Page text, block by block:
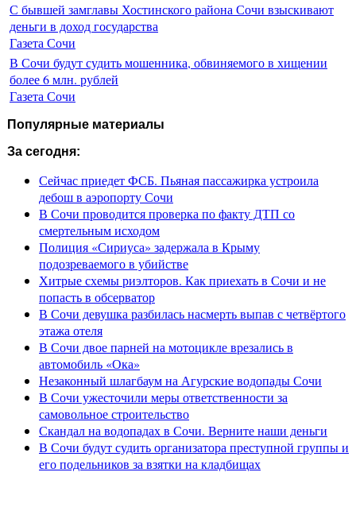
С бывшей замглавы Хостинского района Сочи взыскивают
деньги в доход государства
Газета Сочи
В Сочи будут судить мошенника, обвиняемого в хищении
более 6 млн. рублей
Газета Сочи
Популярные материалы
За сегодня:
Сейчас приедет ФСБ. Пьяная пассажирка устроила
дебош в аэропорту Сочи
В Сочи проводится проверка по факту ДТП со
смертельным исходом
Полиция «Сириуса» задержала в Крыму
подозреваемого в убийстве
Хитрые схемы риэлторов. Как приехать в Сочи и не
попасть в обсерватор
В Сочи девушка разбилась насмерть выпав с четвёртого
этажа отеля
В Сочи двое парней на мотоцикле врезались в
автомобиль «Ока»
Незаконный шлагбаум на Агурские водопады Сочи
В Сочи ужесточили меры ответственности за
самовольное строительство
Скандал на водопадах в Сочи. Верните наши деньги
В Сочи будут судить организатора преступной группы и
его подельников за взятки на кладбищах